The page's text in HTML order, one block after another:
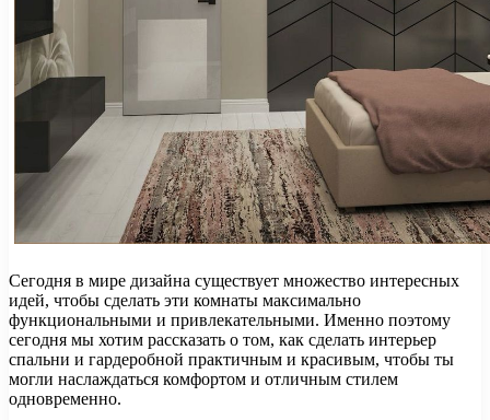
Сегодня в мире дизайна существует множество интересных
идей, чтобы сделать эти комнаты максимально
функциональными и привлекательными. Именно поэтому
сегодня мы хотим рассказать о том, как сделать интерьер
спальни и гардеробной практичным и красивым, чтобы ты
могли наслаждаться комфортом и отличным стилем
одновременно.